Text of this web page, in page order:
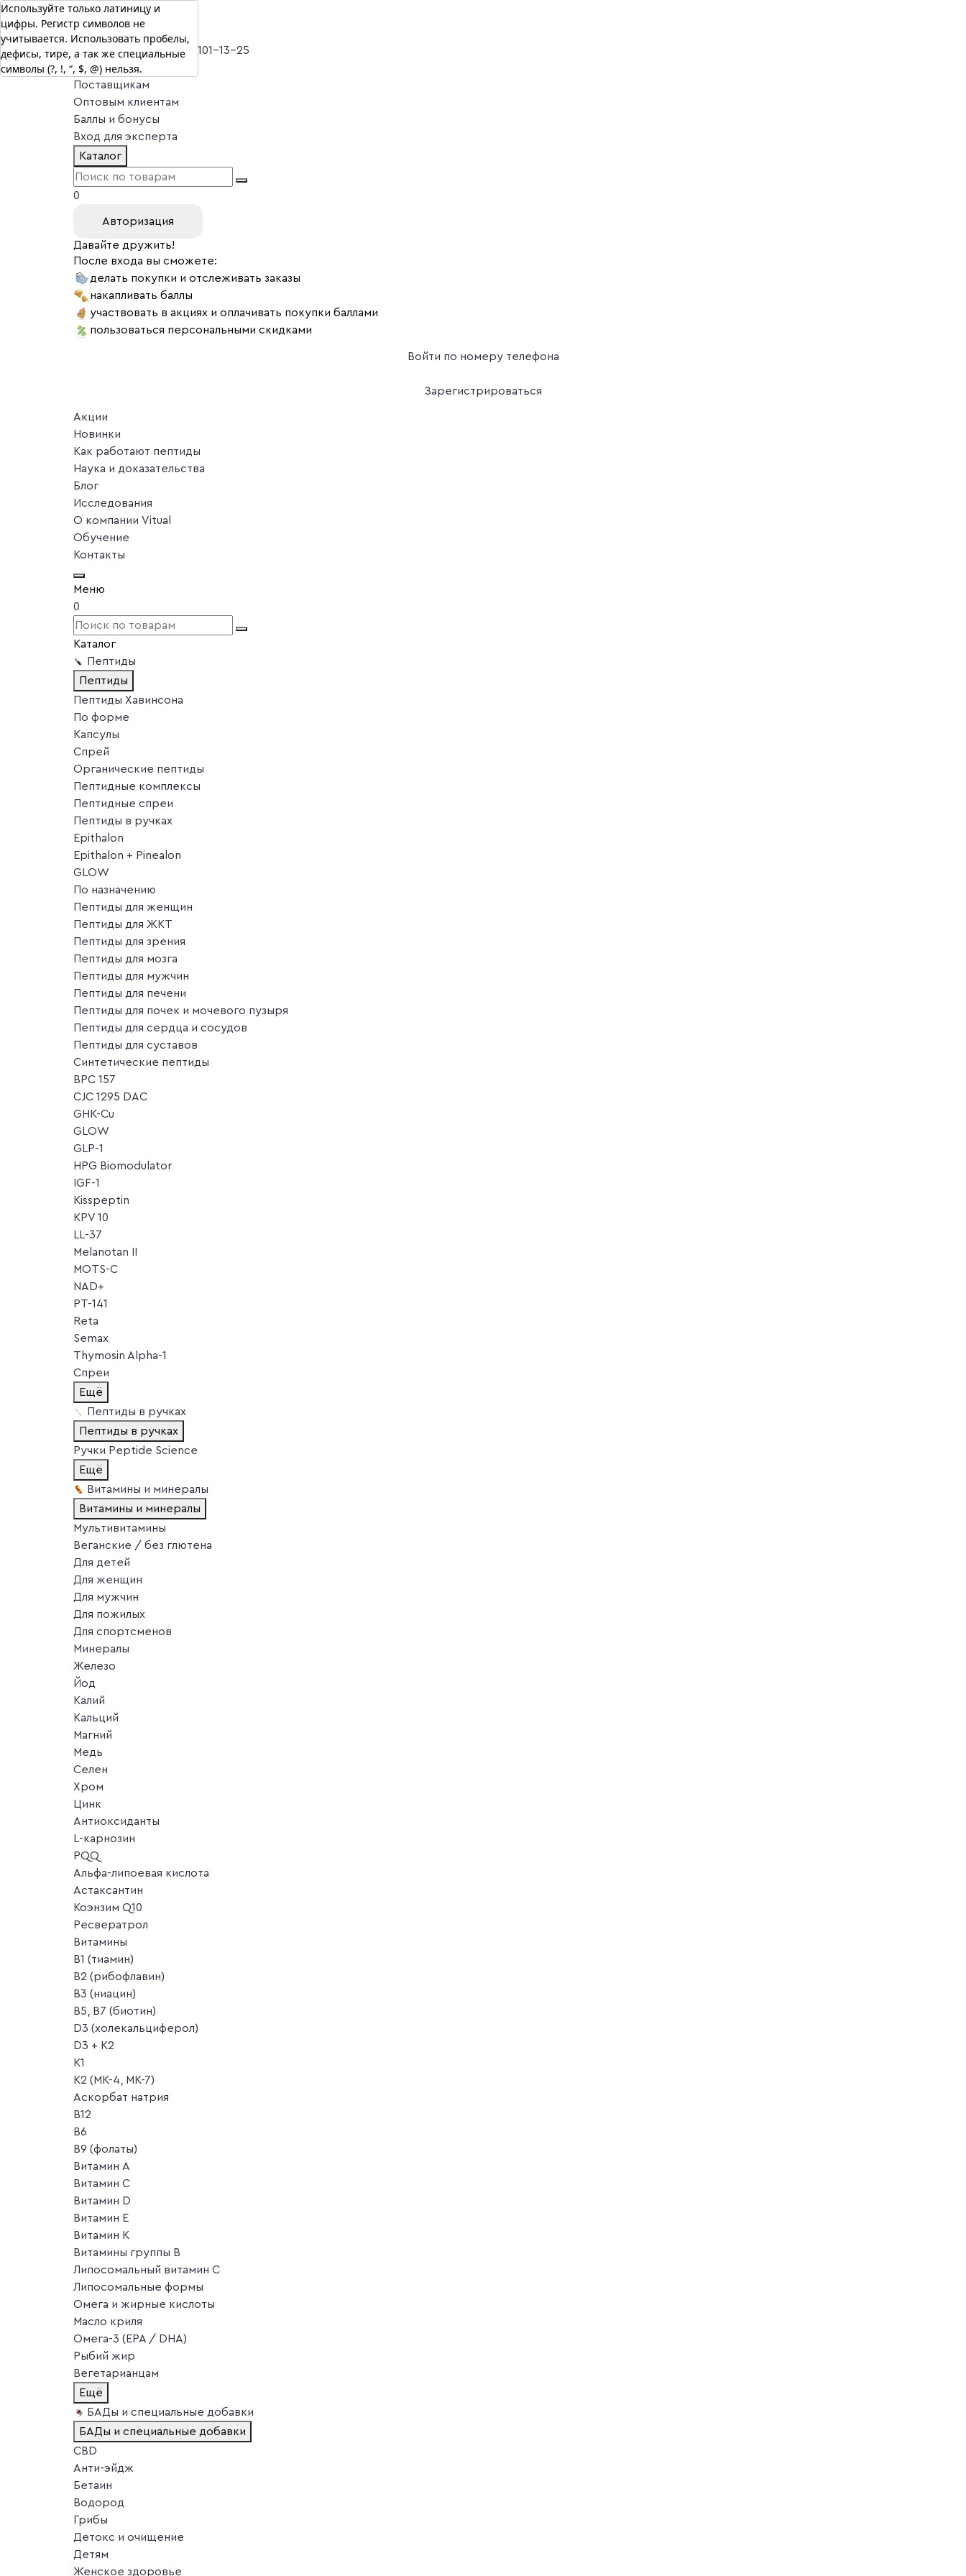
г. Москва
Vitual Peptide+7 (800) 101-13-25
Специалистам
Поставщикам
Оптовым клиентам
Баллы и бонусы
Вход для эксперта
Каталог
0
Авторизация
Давайте дружить!
После входа вы сможете:
делать покупки и отслеживать заказы
накапливать баллы
участвовать в акциях и оплачивать покупки баллами
пользоваться персональными скидками
Войти по номеру телефона
Зарегистрироваться
Акции
Новинки
Как работают пептиды
Наука и доказательства
Блог
Исследования
О компании Vitual
Обучение
Контакты
Меню
0
Каталог
Пептиды
Пептиды
Пептиды Хавинсона
По форме
Капсулы
Спрей
Органические пептиды
Пептидные комплексы
Пептидные спреи
Пептиды в ручках
Epithalon
Epithalon + Pinealon
GLOW
По назначению
Пептиды для женщин
Пептиды для ЖКТ
Пептиды для зрения
Пептиды для мозга
Пептиды для мужчин
Пептиды для печени
Пептиды для почек и мочевого пузыря
Пептиды для сердца и сосудов
Пептиды для суставов
Синтетические пептиды
BPC 157
CJC 1295 DAC
GHK-Cu
GLOW
GLP-1
HPG Biomodulator
IGF-1
Kisspeptin
KPV 10
LL-37
Melanotan II
MOTS-C
NAD+
PT-141
Reta
Semax
Thymosin Alpha-1
Спреи
Ещё
Пептиды в ручках
Пептиды в ручках
Ручки Peptide Science
Ещё
Витамины и минералы
Витамины и минералы
Мультивитамины
Веганские / без глютена
Для детей
Для женщин
Для мужчин
Для пожилых
Для спортсменов
Минералы
Железо
Йод
Калий
Кальций
Магний
Медь
Селен
Хром
Цинк
Антиоксиданты
L-карнозин
PQQ
Альфа-липоевая кислота
Астаксантин
Коэнзим Q10
Ресвератрол
Витамины
B1 (тиамин)
B2 (рибофлавин)
B3 (ниацин)
B5, B7 (биотин)
D3 (холекальциферол)
D3 + K2
K1
K2 (MK-4, MK-7)
Аскорбат натрия
В12
В6
В9 (фолаты)
Витамин A
Витамин C
Витамин D
Витамин E
Витамин K
Витамины группы B
Липосомальный витамин C
Липосомальные формы
Омега и жирные кислоты
Масло криля
Омега-3 (EPA / DHA)
Рыбий жир
Вегетарианцам
Ещё
БАДы и специальные добавки
БАДы и специальные добавки
CBD
Анти-эйдж
Бетаин
Водород
Грибы
Детокс и очищение
Детям
Женское здоровье
Используйте только латиницу и
цифры. Регистр символов не
учитывается. Использовать пробелы,
дефисы, тире, а так же специальные
символы (?, !, “, $, @) нельзя.